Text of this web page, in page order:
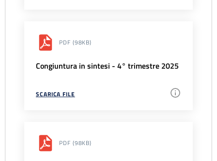
PDF (98KB)
Congiuntura in sintesi - 4° trimestre 2025
SCARICA FILE
PDF (98KB)